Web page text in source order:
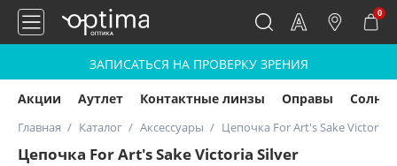
0
ЗАПИСАТЬСЯ НА ПРОВЕРКУ ЗРЕНИЯ
Акции Аутлет Контактные линзы Оправы
Главная Каталог Аксессуары Цепочка For Art's Sake Victoria
Цепочка For Art's Sake Victoria Silver